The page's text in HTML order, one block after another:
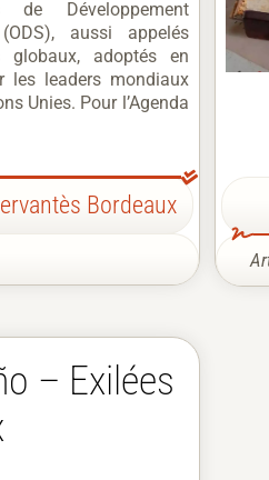
de Développement
aussi appelés
globaux, adoptés en
les leaders mondiaux
Unies. Pour l’Agenda
Bordeaux
– Exilées